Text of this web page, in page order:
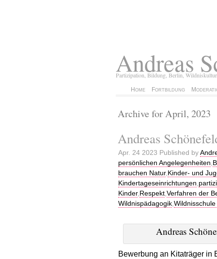
Andreas
Partizipation, Bildung, Berlin, Wildniskultur
Home Fortbildung
Archive for April, 2023
Andreas
Apr. 24 2023 Published by
persönlichen Angelegenheiten,
brauchen Natur,Kinder- und
Kindertageseinrichtungen,
Kinder,Respekt,Verfahren der
Wildnispädagogik,
Andreas
Bewerbung an Kitaträger in